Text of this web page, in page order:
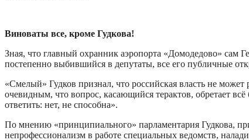
Виноваты все, кроме Гудкова!
Зная, что главный охранник аэропорта «Домодедово»
постепенно выбившийся в депутаты, все его публичные
«Смелый» Гудков признал, что российская власть не
очевидным, что вопрос, касающийся терактов, обретает
ответить: нет, не способна».
По мнению «принципиального» парламентария Гудкова,
непрофессионализм в работе специальных ведомств,